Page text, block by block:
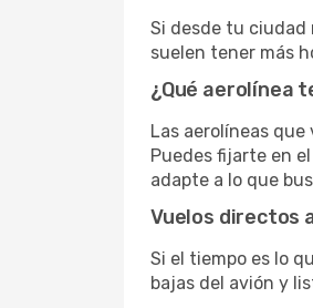
Si desde tu ciudad
suelen tener más
¿Qué aerolínea
Las aerolíneas
Puedes fijarte en
adapte a lo que
Vuelos directos
Si el tiempo es lo
bajas del avión y